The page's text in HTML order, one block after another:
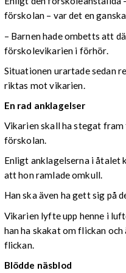
förskolan – var det en
– Barnen hade ombetts att
förskolevikarien i förhör.
Situationen urartade sedan
riktas mot vikarien.
En rad anklagelser
Vikarien skall ha stegat
förskolan.
Enligt anklagelserna i åtalet
att hon ramlade omkull.
Han ska även ha gett sig på
Vikarien lyfte upp henne i
han ha skakat om flickan
flickan.
Blödde näsblod